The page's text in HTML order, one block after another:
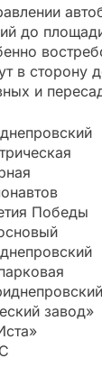
до
в сторону
и
Победы
завод»